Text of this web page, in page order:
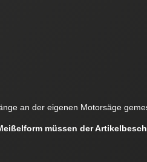
an der eigenen Motorsäge
müssen der